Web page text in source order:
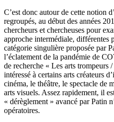
C’est donc autour de cette notion
regroupés, au début des années
chercheurs et chercheuses pour
approche intermédiale, différentes
catégorie singulière proposée par
l’éclatement de la pandémie de
de recherche « Les arts trompeurs
intéressé à certains arts créateurs
cinéma, le théâtre, le spectacle de
arts visuels. Assez rapidement, il
« dérèglement » avancé par Patin
opératoires.